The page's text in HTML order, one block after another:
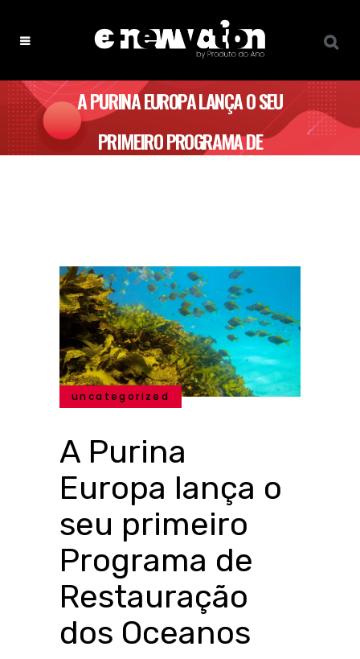
A PURINA EUROPA LANÇA O SEU
PRIMEIRO PROGRAMA DE
uncategorized
A Purina
Europa lança o
seu primeiro
Programa de
Restauração
dos Oceanos